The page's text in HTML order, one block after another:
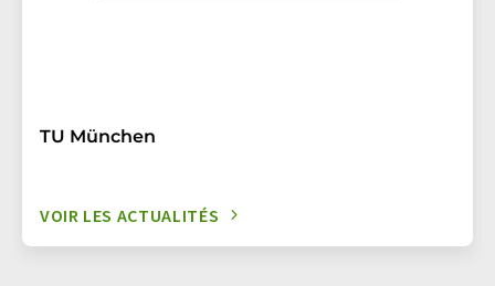
TU München
VOIR LES ACTUALITÉS